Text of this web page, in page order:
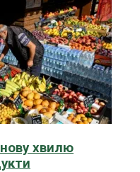
хвилю